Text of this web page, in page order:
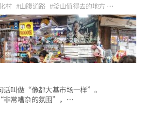
村 #山腹道路 #釜山值得去的地方
旅行路线 #地标 #老城区之旅 #釜山名胜
Guesthouse #韩国马丘比丘 #釜山夜景
生照
话叫做“像都大基市场一样”。
常嘈杂的氛围”，